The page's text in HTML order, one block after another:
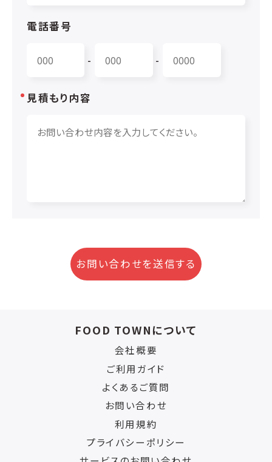
電話番号
- -
見積もり内容
お問い合わせを送信する
FOOD TOWNについて
会社概要
ご利用ガイド
よくあるご質問
お問い合わせ
利用規約
プライバシーポリシー